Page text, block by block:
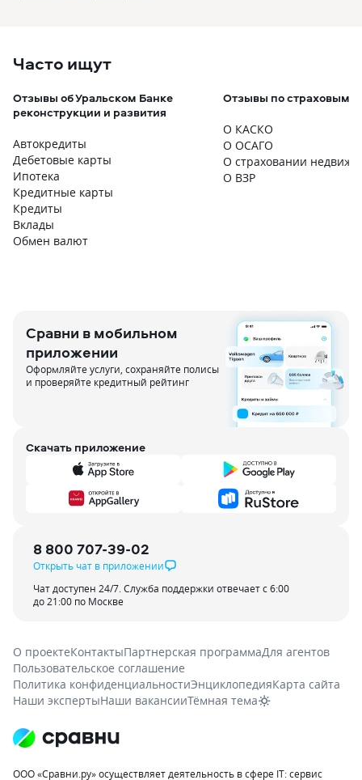
Часто ищут
Отзывы об Уральском Банке
реконструкции и развития
Автокредиты
Дебетовые карты
Ипотека
Кредитные карты
Кредиты
Вклады
Обмен валют
Отзывы по страховым
О КАСКО
О ОСАГО
О страховании
О ВЗР
Сравни в мобильном
приложении
Оформляйте услуги, сохраняйте полисы
и проверяйте кредитный рейтинг
Скачать приложение
8 800 707-39-02
Открыть чат в приложении
Чат доступен 24/7. Служба поддержки отвечает с 6:00
до 21:00 по Москве
О проектеКонтактыПартнерская программаДля агентов
Пользовательское соглашение
Политика конфиденциальностиЭнциклопедияКарта сайта
Наши экспертыНаши вакансииТёмная тема
ООО «Сравни.ру» осуществляет деятельность в сфере IT: сервис